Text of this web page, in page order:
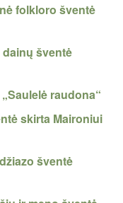
folkloro šventė
šventė
raudona“
skirta Maironiui
šventė